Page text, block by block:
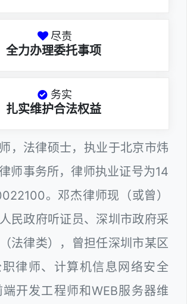
尽责
全力办理委托事项
务实
扎实维护合法权益
，法律硕士，执业于北京市炜
师事务所，律师执业证号为14
。邓杰律师现（或曾）
民政府听证员、深圳市政府采
法律类），曾担任深圳市某区
律师、计算机信息网络安全
端开发工程师和WEB服务器维